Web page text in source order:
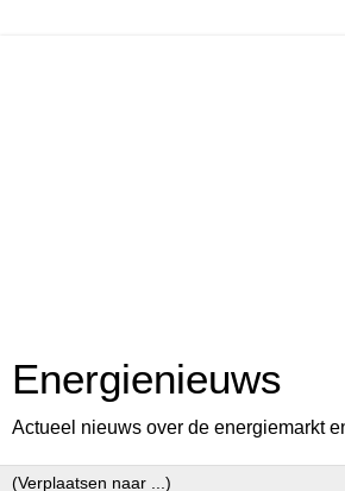
Energienieuws
Actueel nieuws over de energiemarkt